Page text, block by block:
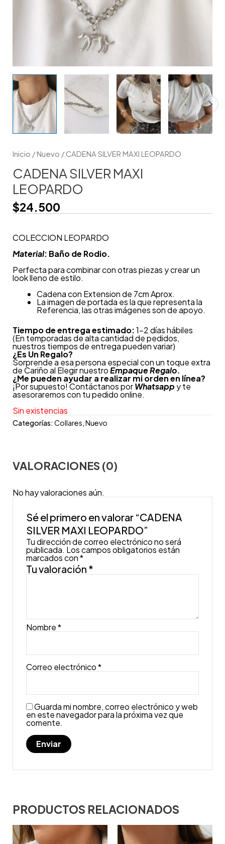
Inicio /Nuevo / CADENA SILVER MAXI LEOPARDO
CADENA SILVER MAXI
LEOPARDO
$24.500
COLECCION LEOPARDO
Material: Baño de Rodio.
Perfecta para combinar con otras piezas y crear un
look lleno de estilo.
Cadena con Extension de 7cm Aprox.
La imagen de portada es la que representa la
Referencia, las otras imágenes son de apoyo.
Tiempo de entrega estimado:1-2 días hábiles
(En temporadas de alta cantidad de pedidos,
nuestros tiempos de entrega pueden variar)
¿Es Un Regalo?
Sorprende a esa persona especial con un toque extra
de Cariño al Elegir nuestroEmpaque Regalo.
¿Me pueden ayudar a realizar mi orden en línea?
¡Por supuesto! Contáctanos porWhatsapp y te
asesoraremos con tu pedido online.
Sin existencias
Categorías:Collares,Nuevo
VALORACIONES (0)
No hay valoraciones aún.
Sé el primero en valorar “CADENA
SILVER MAXI LEOPARDO”
Tu dirección de correo electrónico no será
publicada. Los campos obligatorios están
marcados con*
Tu valoración *
Nombre*
Correo electrónico*
Guarda mi nombre, correo electrónico y web
en este navegador para la próxima vez que
comente.
PRODUCTOS RELACIONADOS